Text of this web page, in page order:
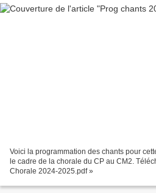
Voici la programmation des chants pour
le cadre de la chorale du CP au CM2.
Chorale 2024-2025.pdf »